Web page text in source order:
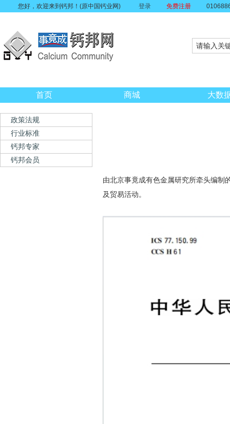
您好，欢迎来到钙邦！(原中国钙业网) 登录 免费注册
首页 商城 大数
政策法规
行业标准
钙邦专家
钙邦会员
由北京事竟成有色金属研究所牵头编制
及贸易活动。